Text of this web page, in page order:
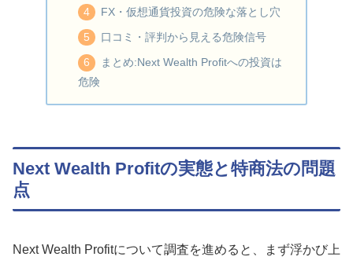
FX・仮想通貨投資の危険な落とし穴
口コミ・評判から見える危険信号
まとめ:Next Wealth Profitへの投資は
危険
Next Wealth Profitの実態と特商法の問題
点
Next Wealth Profitについて調査を進めると、まず浮かび上